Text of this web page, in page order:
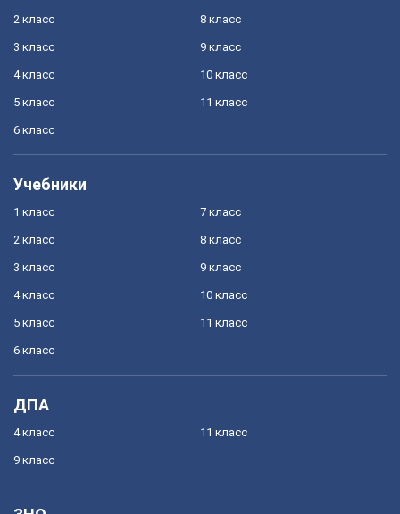
2 класс
3 класс
4 класс
5 класс
6 класс
8 класс
9 класс
10 класс
11 класс
Учебники
1 класс
2 класс
3 класс
4 класс
5 класс
6 класс
7 класс
8 класс
9 класс
10 класс
11 класс
ДПА
4 класс
9 класс
11 класс